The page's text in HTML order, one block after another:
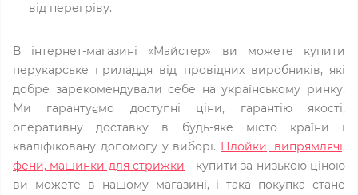
від перегріву.
В інтернет-магазині «Майстер» ви можете купити
перукарське приладдя від провідних виробників, які
добре зарекомендували себе на українському ринку.
Ми гарантуємо доступні ціни, гарантію якості,
оперативну доставку в будь-яке місто країни і
кваліфіковану допомогу у виборі. Плойки, випрямлячі,
фени, машинки для стрижки - купити за низькою ціною
ви можете в нашому магазині, і така покупка стане